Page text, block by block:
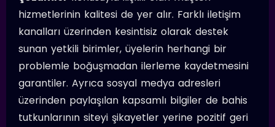
hizmetlerinin kalitesi de yer alır. Farklı iletişim
kanalları üzerinden kesintisiz olarak destek
sunan yetkili birimler, üyelerin herhangi bir
problemle boğuşmadan ilerleme kaydetmesini
garantiler. Ayrıca sosyal medya adresleri
üzerinden paylaşılan kapsamlı bilgiler de bahis
tutkunlarının siteyi şikayetler yerine pozitif geri